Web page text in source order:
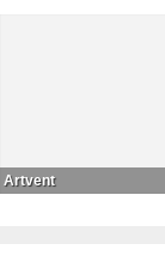
Artvent